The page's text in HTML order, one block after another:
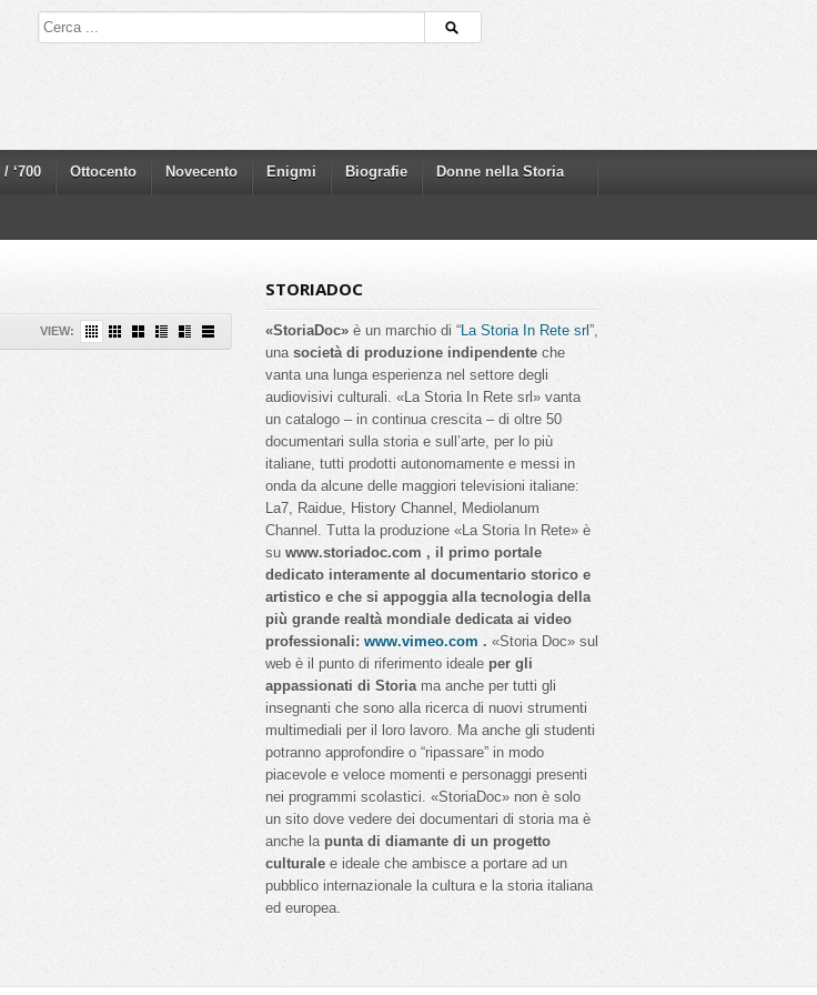
/ ‘700 Ottocento Novecento Enigmi Biografie Donne nella Storia
VIEW:
STORIADOC
«StoriaDoc» è un marchio di “La Storia In Rete srl”,
una società di produzione indipendente che
vanta una lunga esperienza nel settore degli
audiovisivi culturali. «La Storia In Rete srl» vanta
un catalogo – in continua crescita – di oltre 50
documentari sulla storia e sull’arte, per lo più
italiane, tutti prodotti autonomamente e messi in
onda da alcune delle maggiori televisioni italiane:
La7, Raidue, History Channel, Mediolanum
Channel. Tutta la produzione «La Storia In Rete» è
su www.storiadoc.com , il primo portale
dedicato interamente al documentario storico e
artistico e che si appoggia alla tecnologia della
più grande realtà mondiale dedicata ai video
professionali: www.vimeo.com . «Storia Doc» sul
web è il punto di riferimento ideale per gli
appassionati di Storiama anche per tutti gli
insegnanti che sono alla ricerca di nuovi strumenti
multimediali per il loro lavoro. Ma anche gli studenti
potranno approfondire o “ripassare” in modo
piacevole e veloce momenti e personaggi presenti
nei programmi scolastici. «StoriaDoc» non è solo
un sito dove vedere dei documentari di storia ma è
anche la punta di diamante di un progetto
culturale e ideale che ambisce a portare ad un
pubblico internazionale la cultura e la storia italiana
ed europea.